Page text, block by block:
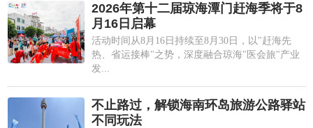
2026年第十二届琼海潭门赶海季将于8
月16日启幕
活动时间从8月16日持续至8月30日，以"赶海先
热、省运接棒"之势，深度融合琼海"医会旅"产业
发...
不止路过，解锁海南环岛旅游公路驿站
不同玩法